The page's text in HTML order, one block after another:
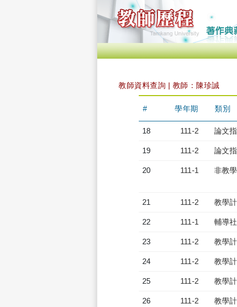
教師資料查詢 | 教師：陳珍誠
# 學年期 類別
18 111-2 論文
19 111-2 論文
20 111-1 非教
21 111-2 教學
22 111-1 輔導
23 111-2 教學
24 111-2 教學
25 111-2 教學
26 111-2 教學